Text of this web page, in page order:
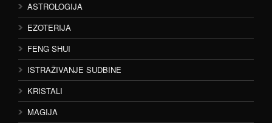
ASTROLOGIJA
EZOTERIJA
FENG SHUI
ISTRAŽIVANJE SUDBINE
KRISTALI
MAGIJA